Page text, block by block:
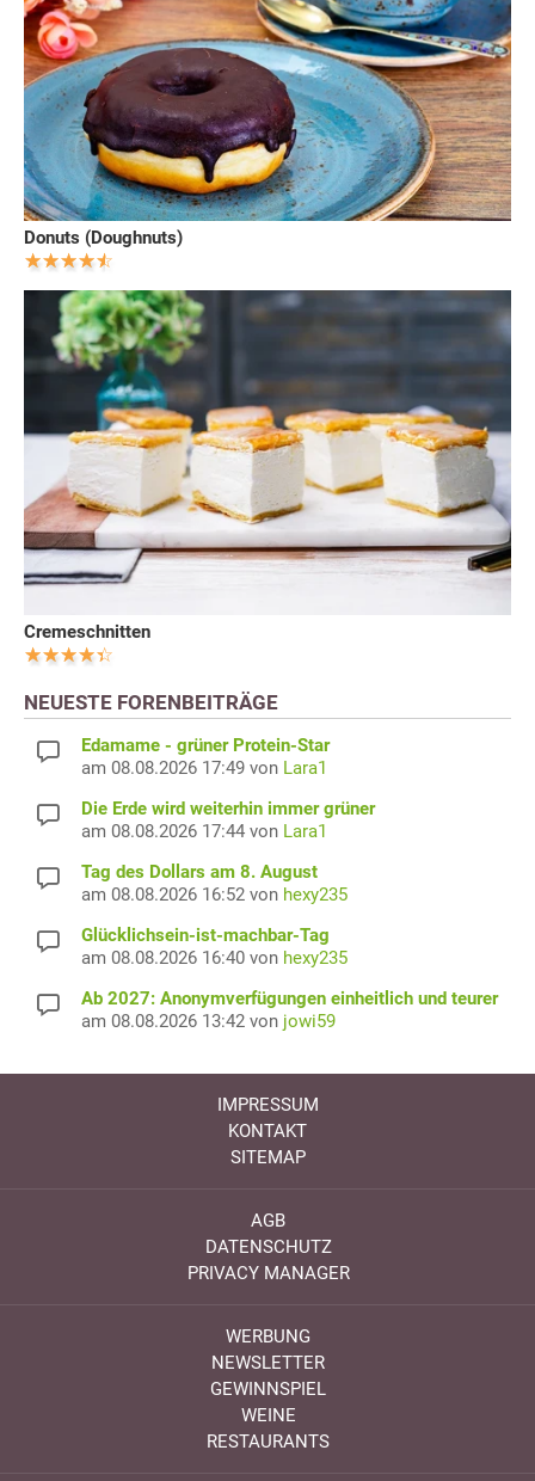
Donuts (Doughnuts)
Cremeschnitten
NEUESTE FORENBEITRÄGE
Edamame - grüner Protein-Star
am 08.08.2026 17:49 von Lara1
Die Erde wird weiterhin immer grüner
am 08.08.2026 17:44 von Lara1
Tag des Dollars am 8. August
am 08.08.2026 16:52 von hexy235
Glücklichsein-ist-machbar-Tag
am 08.08.2026 16:40 von hexy235
Ab 2027: Anonymverfügungen einheitlich und teurer
am 08.08.2026 13:42 von jowi59
IMPRESSUM
KONTAKT
SITEMAP
AGB
DATENSCHUTZ
PRIVACY MANAGER
WERBUNG
NEWSLETTER
GEWINNSPIEL
WEINE
RESTAURANTS